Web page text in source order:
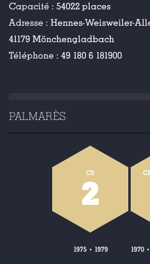
Capacité : 54022 places
Adresse : Hennes-Weisweiler-
41179 Mönchengladbach
Téléphone : 49 180 6 181900
PALMARÈS
C3
2
1975• 1979 1970 •